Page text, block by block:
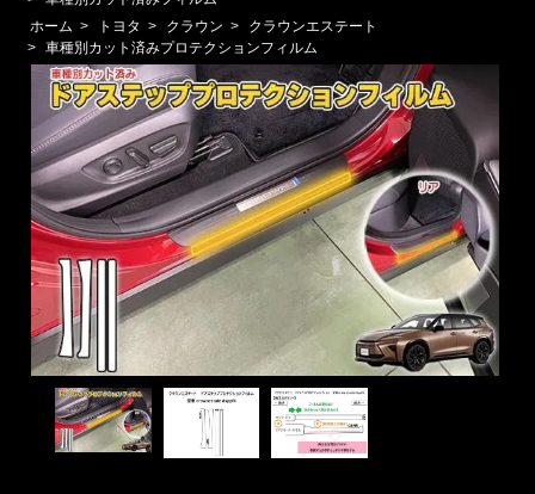
ホーム > トヨタ > クラウン >
クラウンエステート
> 車種別カット済みプロテクションフィルム